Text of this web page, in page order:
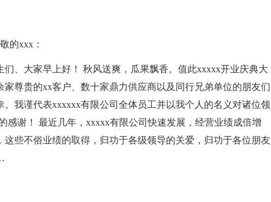
的xxx：
、大家早上好！ 秋风送爽，瓜果飘香。值此xxxxx开业庆典大
尊贵的xx客户、数十家鼎力供应商以及同行兄弟单位的朋友们
我谨代表xxxxxx有限公司全体员工并以我个人的名义对诸位领
感谢！ 最近几年，xxxxx有限公司快速发展，经营业绩成倍增
些不俗业绩的取得，归功于各级领导的关爱，归功于各位朋友